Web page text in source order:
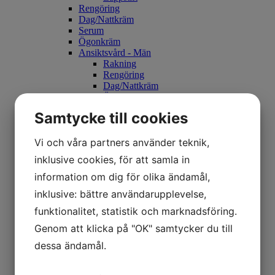
Rengöring
Dag/Nattkräm
Serum
Ögonkräm
Ansiktsvård - Män
Rakning
Rengöring
Dag/Nattkräm
Ögonkräm
Fotvård
Fotfilar & Fotbad
Fotkräm
Kosmetisk pigemtering Eftervård
Brun utan sol
Highlighter
Doft
Rumsspray
Doftljus
Aroma Diffuser
Doftolja
Lim & Remover
Samtycke till cookies
Vi och våra partners använder teknik,
inklusive cookies, för att samla in
information om dig för olika ändamål,
inklusive: bättre användarupplevelse,
funktionalitet, statistik och marknadsföring.
Genom att klicka på "OK" samtycker du till
dessa ändamål.